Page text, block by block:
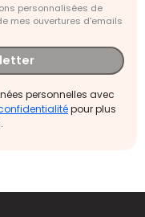
personnalisées de
mes ouvertures d'emails
personnelles avec
pour plus